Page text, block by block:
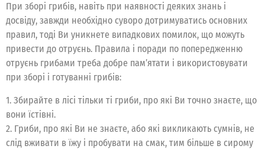
При зборі грибів, навіть при наявності деяких знань і
досвіду, завжди необхідно суворо дотримуватись основних
правил, тоді Ви уникнете випадкових помилок, що можуть
привести до отруєнь. Правила і поради по попередженню
отруєнь грибами треба добре пам’ятати і використовувати
при зборі і готуванні грибів:
1. Збирайте в лісі тільки ті гриби, про які Ви точно знаєте, що
вони їстівні.
2. Гриби, про які Ви не знаєте, або які викликають сумнів, не
слід вживати в їжу і пробувати на смак, тим більше в сирому